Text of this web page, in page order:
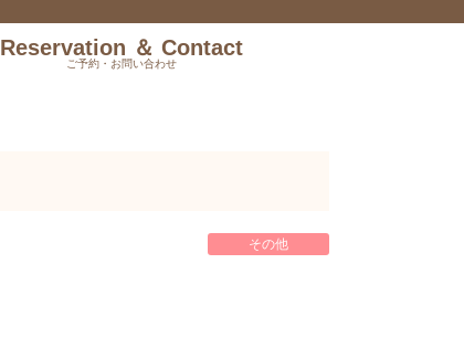
Reservation ＆ Contact
ご予約・お問い合わせ
その他